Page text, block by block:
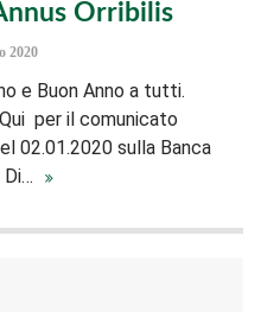
Orribilis
2020
e Buon Anno a tutti.
per il comunicato
02.01.2020 sulla Banca
Di…